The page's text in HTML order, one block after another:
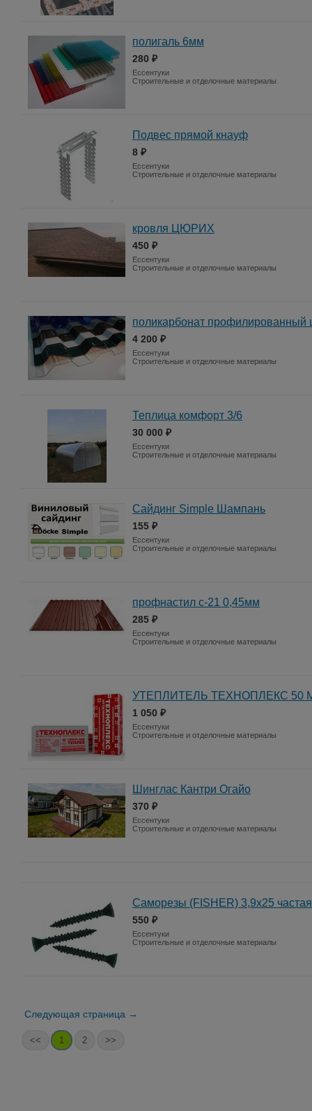
полигаль 6мм
280 ₽
Ессентуки
Строительные и отделочные материалы
Подвес прямой кнауф
8 ₽
Ессентуки
Строительные и отделочные материалы
кровля ЦЮРИХ
450 ₽
Ессентуки
Строительные и отделочные материалы
поликарбонат профилированный
4 200 ₽
Ессентуки
Строительные и отделочные материалы
Теплица комфорт 3/6
30 000 ₽
Ессентуки
Строительные и отделочные материалы
Сайдинг Simple Шампань
155 ₽
Ессентуки
Строительные и отделочные материалы
профнастил с-21 0,45мм
285 ₽
Ессентуки
Строительные и отделочные материалы
УТЕПЛИТЕЛЬ ТЕХНОПЛЕКС 50
1 050 ₽
Ессентуки
Строительные и отделочные материалы
Шинглас Кантри Огайо
370 ₽
Ессентуки
Строительные и отделочные материалы
Саморезы (FISHER) 3,9х25
550 ₽
Ессентуки
Строительные и отделочные материалы
Следующая страница →
<< 1 2 >>